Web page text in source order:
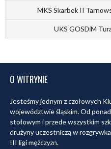
MKS Skarbek II
UKS GOSDiM
O WITRYNIE
Jesteśmy jednym z czołowych
województwie śląskim. Od
stołowym i przede wszystkim
drużyny uczestniczą w
III ligi mężczyzn.